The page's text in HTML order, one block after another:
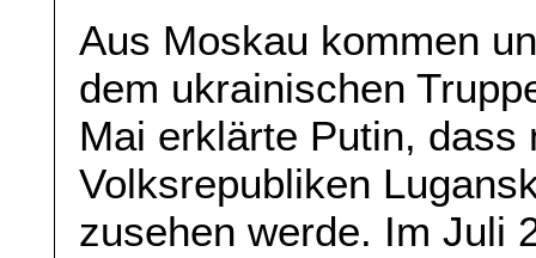
Aus Moskau kommen
dem ukrainischen
Mai erklärte Putin, dass
Volksrepubliken
zusehen werde. Im Juli